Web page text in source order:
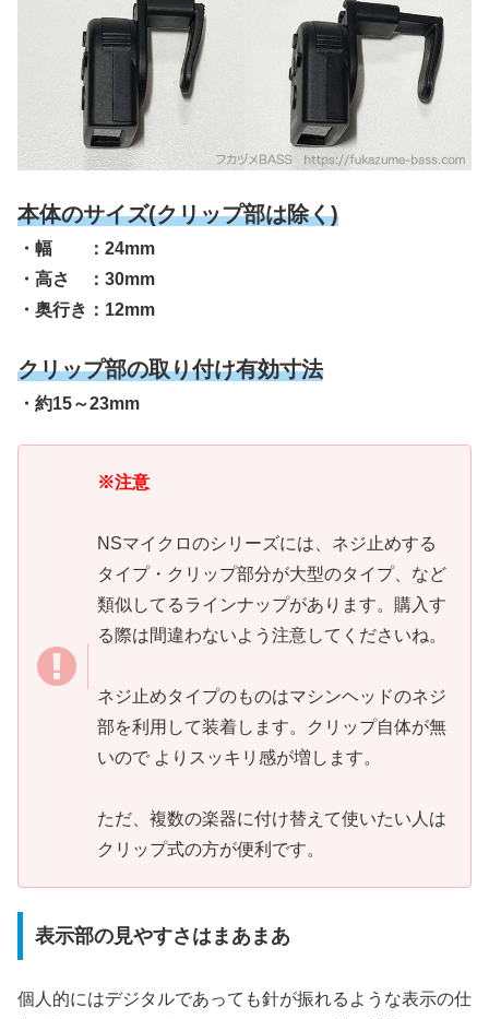
本体のサイズ(クリップ部は除く)
・幅 ：24mm
・高さ ：30mm
・奥行き：12mm
クリップ部の取り付け有効寸法
・約15～23mm
※注意
NSマイクロのシリーズには、ネジ止めする
タイプ・クリップ部分が大型のタイプ、など
類似してるラインナップがあります。購入す
る際は間違わないよう注意してくださいね。
ネジ止めタイプのものはマシンヘッドのネジ
部を利用して装着します。クリップ自体が無
いので よりスッキリ感が増します。
ただ、複数の楽器に付け替えて使いたい人は
クリップ式の方が便利です。
表示部の見やすさはまあまあ
個人的にはデジタルであっても針が振れるような表示の仕